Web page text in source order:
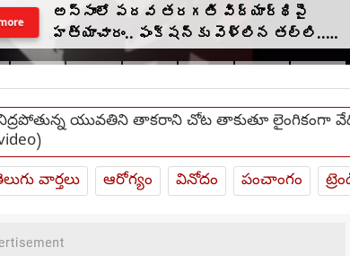
అస్సాంలో పదవ తరగతి విద్యార్థిపై
హత్యాచారం.. ఫంక్షన్‌కు వెళ్లిన తల్లి..
మంచంపై విగతజీవిగా..?
యువతిని తాకరాని చోట తాకుతూ లైంగికంగా
వార్తలు ఆరోగ్యం వినోదం పంచాంగం